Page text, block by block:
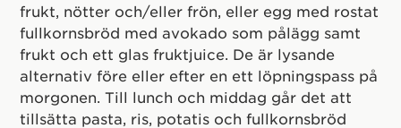
frukt, nötter och/eller frön, eller egg med rostat
fullkornsbröd med avokado som pålägg samt
frukt och ett glas fruktjuice. De är lysande
alternativ före eller efter en ett löpningspass på
morgonen. Till lunch och middag går det att
tillsätta pasta, ris, potatis och fullkornsbröd